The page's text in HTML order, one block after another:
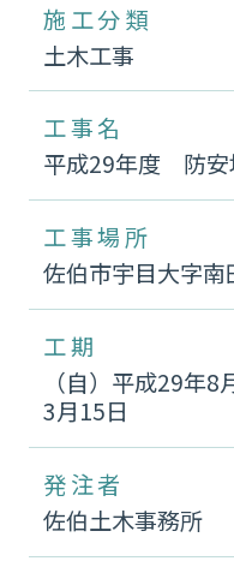
施工分類
土木工事
工事名
平成29年度 防安
工事場所
佐伯市宇目大字南
工期
（自）平成29年
3月15日
発注者
佐伯土木事務所